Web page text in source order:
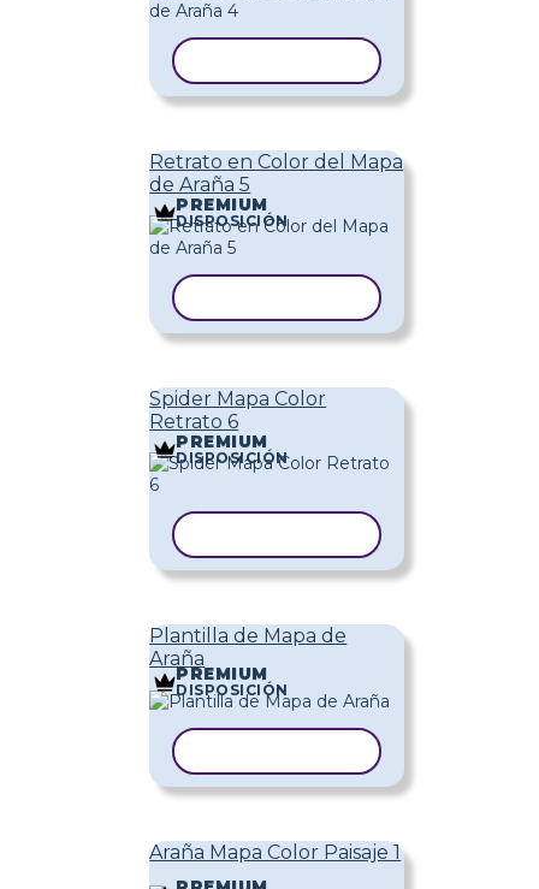
Retrato en Color del Mapa
de Araña 5
PREMIUM
DISPOSICIÓN
Spider Mapa Color
Retrato 6
PREMIUM
DISPOSICIÓN
Plantilla de Mapa de
Araña
PREMIUM
DISPOSICIÓN
Araña Mapa Color Paisaje 1